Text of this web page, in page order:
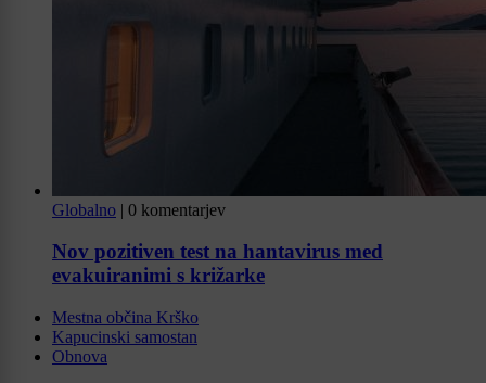
Globalno | 0 komentarjev
Nov pozitiven test na hantavirus med
evakuiranimi s križarke
Mestna občina Krško
Kapucinski samostan
Obnova